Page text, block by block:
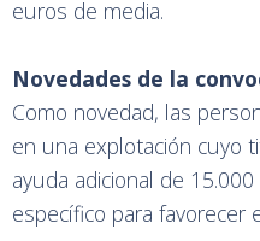
euros de media.
Novedades de la
Como novedad, las
en una explotación cuyo
ayuda adicional de
específico para favorecer